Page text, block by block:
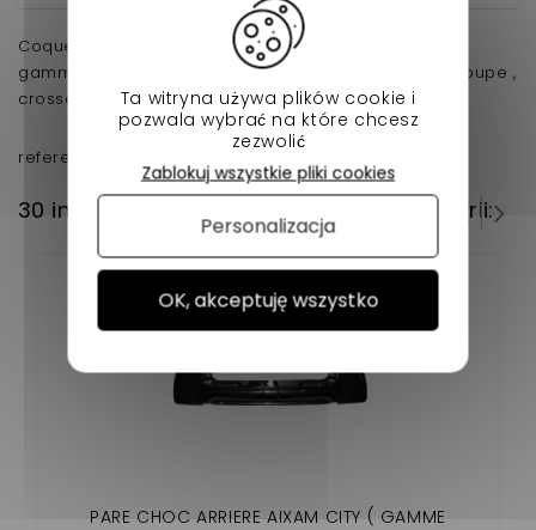
Coque chromée de retroviseur cote droit Aixam(
gamme Impulsion Vision ) modele city , crossline , coupe ,
crossover , gti , gto d'origine voiture sans permis.
reference de'origine:7AP204
30 innych produktów w tej samej kategorii:
PARE CHOC ARRIERE AIXAM CITY ( GAMME
Ta witryna używa plików cookie i
pozwala wybrać na które chcesz
zezwolić
OK, akceptuję wszystko
Zablokuj wszystkie pliki cookies
Personalizacja